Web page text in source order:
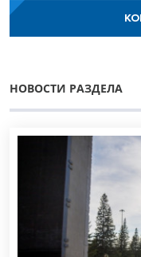
НОВОСТИ РАЗДЕЛА